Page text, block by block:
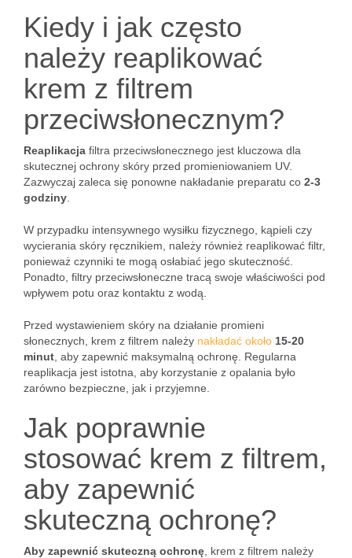
Kiedy i jak często
należy reaplikować
krem z filtrem
przeciwsłonecznym?
Reaplikacja filtra przeciwsłonecznego jest kluczowa dla
skutecznej ochrony skóry przed promieniowaniem UV.
Zazwyczaj zaleca się ponowne nakładanie preparatu co 2-3
godziny
W przypadku intensywnego wysiłku fizycznego, kąpieli czy
wycierania skóry ręcznikiem, należy również reaplikować filtr,
ponieważ czynniki te mogą osłabiać jego skuteczność.
Ponadto, filtry przeciwsłoneczne tracą swoje właściwości pod
wpływem potu oraz kontaktu z wodą.
Przed wystawieniem skóry na działanie promieni
słonecznych, krem z filtrem należy nakładać około 15-20
minut , aby zapewnić maksymalną ochronę. Regularna
reaplikacja jest istotna, aby korzystanie z opalania było
zarówno bezpieczne, jak i przyjemne.
Jak poprawnie
stosować krem z filtrem,
aby zapewnić
skuteczną ochronę?
Aby zapewnić skuteczną ochronę , krem z filtrem należy